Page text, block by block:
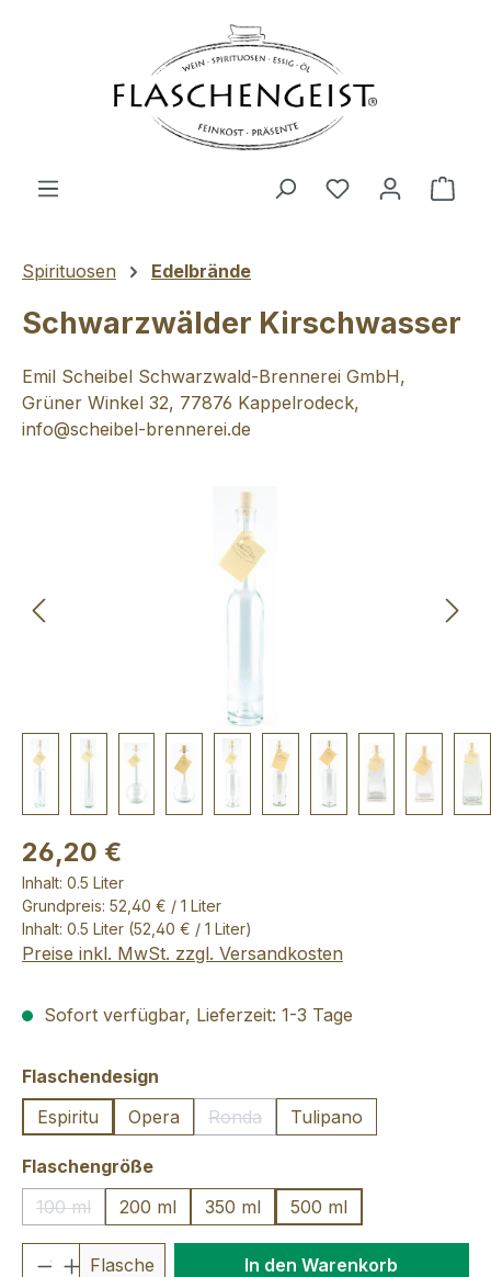
Du hast 0
Spirituosen Edelbrände
Schwarzwälder Kirschwasser
Emil Scheibel Schwarzwald-Brennerei GmbH,
Grüner Winkel 32, 77876 Kappelrodeck,
info@scheibel-brennerei.de
26,20 €
Inhalt: 0.5 Liter
Grundpreis: 52,40 € / 1 Liter
Inhalt: 0.5 Liter (52,40 € / 1 Liter)
Preise inkl. MwSt. zzgl. Versandkosten
Sofort verfügbar, Lieferzeit: 1-3 Tage
Flaschendesign
Espiritu
Opera Ronda
(Diese Option ist zurzeit nicht
Tulipano
Flaschengrößeauswählen
100 ml
(Diese Option ist zurzeit nicht verfügbar.)
200 ml 350 ml 500 ml
Produkt Anzahl: Gib den
Flasche In den Warenkorb